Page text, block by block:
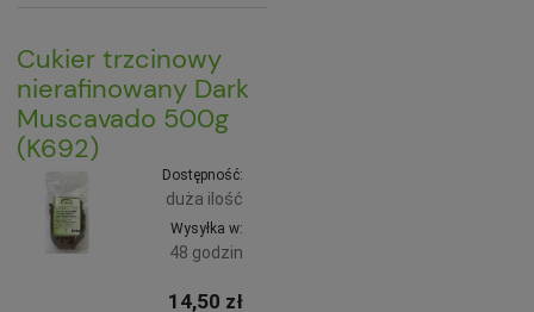
Cukier trzcinowy
nierafinowany Dark
Muscavado 500g
(K692)
Dostępność:
duża ilość
Wysyłka w:
48 godzin
14,50 zł